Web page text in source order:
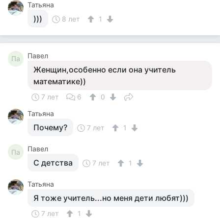
Татьяна
))) 8 лет 1
Па Павел
Женщин,особенно если она учитель
математике))
7 лет 6
0
Татьяна
Почему? 7 лет 1
Па Павел
С детства 7 лет 1
Татьяна
Я тоже учитель...но меня дети любят)))
7 лет 1